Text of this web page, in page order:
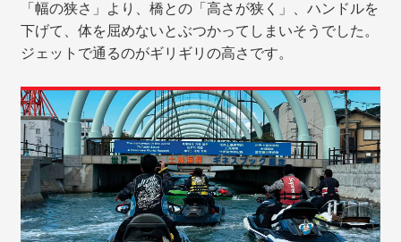
「幅の狭さ」より、橋との「高さが狭く」、ハンドルを
下げて、体を屈めないとぶつかってしまいそうでした。
ジェットで通るのがギリギリの高さです。